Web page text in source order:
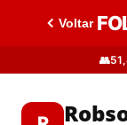
Voltar
👥